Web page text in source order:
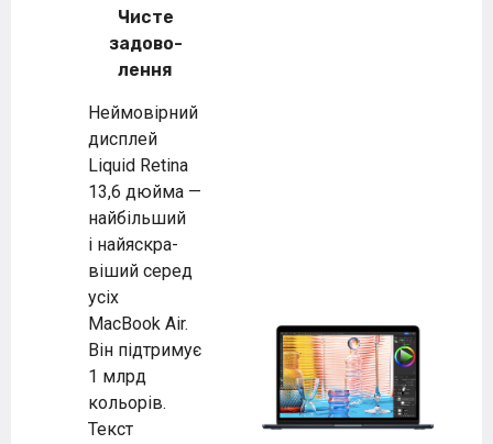
Чисте
задово­
лення
Неймовірний
дисплей
Liquid Retina
13,6 дюйма —
найбільший
і най­яскра­
віший серед
усіх
MacBook Air.
Він підтримує
1 млрд
кольорів.
Текст